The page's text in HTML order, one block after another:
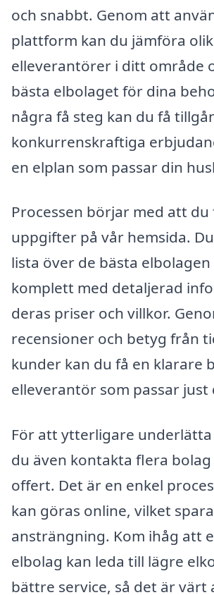
och snabbt. Genom att
plattform kan du jämföra
elleverantörer i ditt område
bästa elbolaget för dina
några få steg kan du få
konkurrenskraftiga
en elplan som passar din
Processen börjar med att du
uppgifter på vår hemsida.
lista över de bästa elbolagen
komplett med detaljerad
deras priser och villkor.
recensioner och betyg från
kunder kan du få en klarare
elleverantör som passar just
För att ytterligare
du även kontakta flera
offert. Det är en enkel
kan göras online, vilket
ansträngning. Kom ihåg att
elbolag kan leda till lägre
bättre service, så det är värt